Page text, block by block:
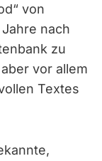
von
nach
zu
vor allem
Textes